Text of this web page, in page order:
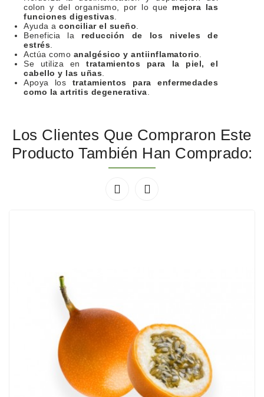
colon y del organismo, por lo que mejora las
funciones digestivas
Ayuda a conciliar el sueño
Beneficia la reducción de los niveles de
estrés
Actúa como analgésico y antiinflamatorio
Se utiliza entratamientos para la piel, el
cabello y las uñas
Apoya los tratamientos para enfermedades
como la artritis degenerativa
Los Clientes Que Compraron Este
Producto También Han Comprado:
 